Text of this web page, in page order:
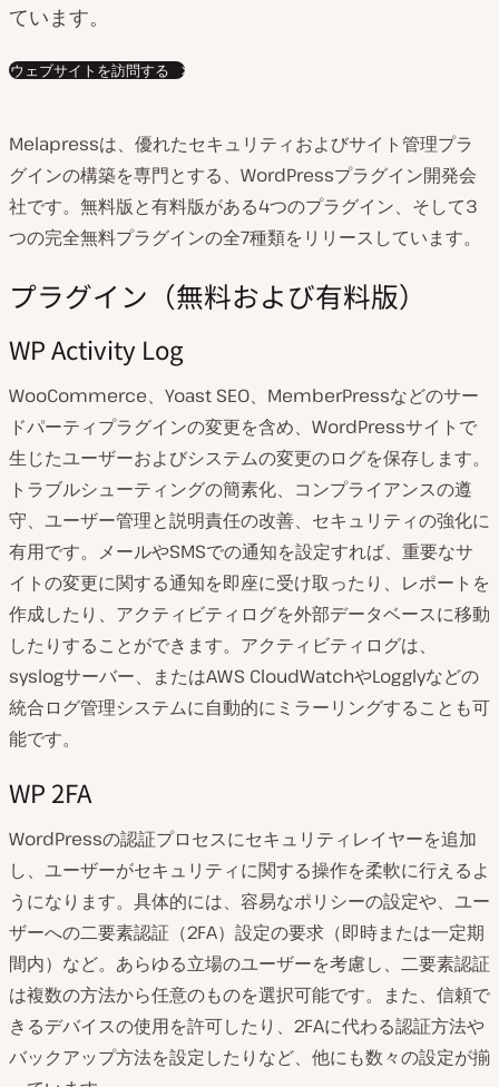
ています。
ウェブサイトを訪問する
Melapressは、優れたセキュリティおよびサイト管理プラ
グインの構築を専門とする、WordPressプラグイン開発会
社です。無料版と有料版がある4つのプラグイン、そして3
つの完全無料プラグインの全7種類をリリースしています。
プラグイン（無料および有料版）
WP Activity Log
WooCommerce、Yoast SEO、MemberPressなどのサー
ドパーティプラグインの変更を含め、WordPressサイトで
生じたユーザーおよびシステムの変更のログを保存します。
トラブルシューティングの簡素化、コンプライアンスの遵
守、ユーザー管理と説明責任の改善、セキュリティの強化に
有用です。メールやSMSでの通知を設定すれば、重要なサ
イトの変更に関する通知を即座に受け取ったり、レポートを
作成したり、アクティビティログを外部データベースに移動
したりすることができます。アクティビティログは、
syslogサーバー、またはAWS CloudWatchやLogglyなどの
統合ログ管理システムに自動的にミラーリングすることも可
能です。
WP 2FA
WordPressの認証プロセスにセキュリティレイヤーを追加
し、ユーザーがセキュリティに関する操作を柔軟に行えるよ
うになります。具体的には、容易なポリシーの設定や、ユー
ザーへの二要素認証（2FA）設定の要求（即時または一定期
間内）など。あらゆる立場のユーザーを考慮し、二要素認証
は複数の方法から任意のものを選択可能です。また、信頼で
きるデバイスの使用を許可したり、2FAに代わる認証方法や
バックアップ方法を設定したりなど、他にも数々の設定が揃